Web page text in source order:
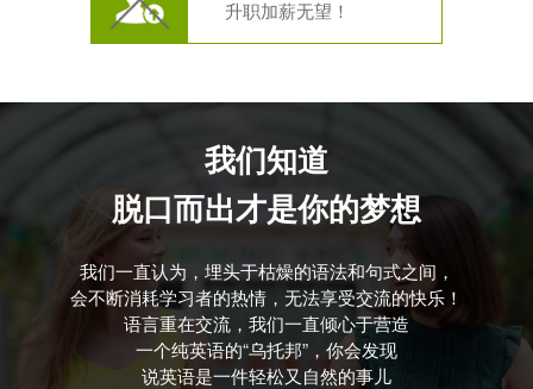
升职加薪无望！
我们知道
脱口而出才是你的梦想
我们一直认为，埋头于枯燥的语法和句式之间，
会不断消耗学习者的热情，无法享受交流的快乐！
语言重在交流，我们一直倾心于营造
一个纯英语的“乌托邦”，你会发现
说英语是一件轻松又自然的事儿